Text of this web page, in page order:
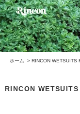
ホーム > RINCON WETSUITS
RINCON